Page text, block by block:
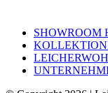
SHOWROOM